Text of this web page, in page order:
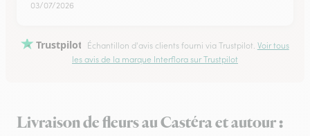
03/07/2026
Trustpilot Échantillon d'avis clients fourni via Trustpilot. Voir tous
les avis de la marque Interflora sur Trustpilot
Livraison de fleurs au Castéra et autour :